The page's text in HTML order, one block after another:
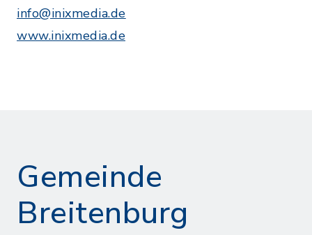
info@inixmedia.de
www.inixmedia.de
Gemeinde
Breitenburg